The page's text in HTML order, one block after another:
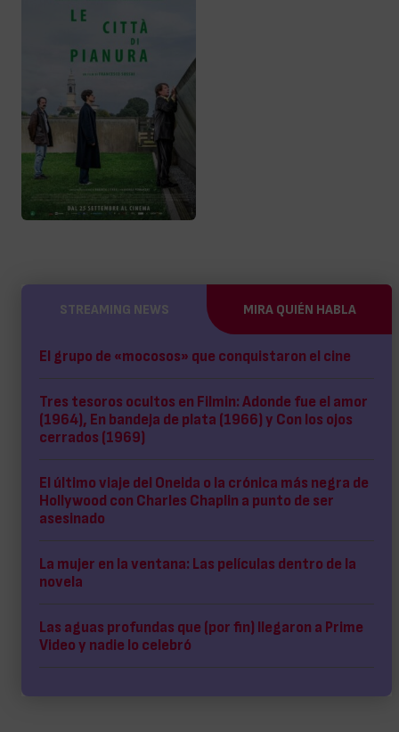
STREAMING NEWS MIRA QUIÉN HABLA
El grupo de «mocosos» que conquistaron el cine
Tres tesoros ocultos en Filmin: Adonde fue el amor
(1964), En bandeja de plata (1966) y Con los ojos
cerrados (1969)
El último viaje del Oneida o la crónica más negra de
Hollywood con Charles Chaplin a punto de ser
asesinado
La mujer en la ventana: Las películas dentro de la
novela
Las aguas profundas que (por fin) llegaron a Prime
Video y nadie lo celebró